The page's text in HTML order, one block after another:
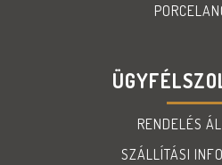
RENDELÉS
SZÁLLÍTÁSI